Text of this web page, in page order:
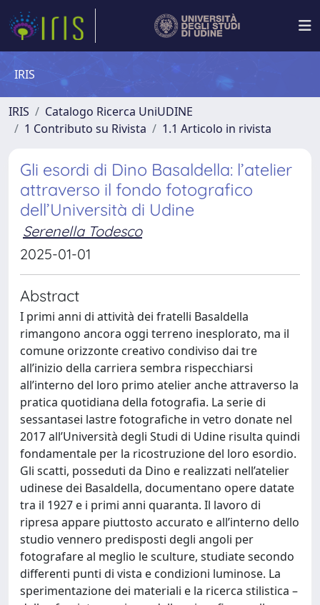
IRIS
IRIS
Catalogo Ricerca UniUDINE
1 Contributo su Rivista
1.1 Articolo in rivista
Gli esordi di Dino Basaldella: l’atelier
attraverso il fondo fotografico
dell’Università di Udine
Serenella Todesco
2025-01-01
Abstract
I primi anni di attività dei fratelli Basaldella
rimangono ancora oggi terreno inesplorato, ma il
comune orizzonte creativo condiviso dai tre
all’inizio della carriera sembra rispecchiarsi
all’interno del loro primo atelier anche attraverso la
pratica quotidiana della fotografia. La serie di
sessantasei lastre fotografiche in vetro donate nel
2017 all’Università degli Studi di Udine risulta quindi
fondamentale per la ricostruzione del loro esordio.
Gli scatti, posseduti da Dino e realizzati nell’atelier
udinese dei Basaldella, documentano opere datate
tra il 1927 e i primi anni quaranta. Il lavoro di
ripresa appare piuttosto accurato e all’interno dello
studio vennero predisposti degli angoli per
fotografare al meglio le sculture, studiate secondo
differenti punti di vista e condizioni luminose. La
sperimentazione dei materiali e la ricerca stilistica –